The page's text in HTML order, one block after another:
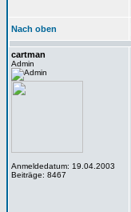
Nach oben
cartman
Admin
Anmeldedatum: 19.04.2003
Beiträge: 8467